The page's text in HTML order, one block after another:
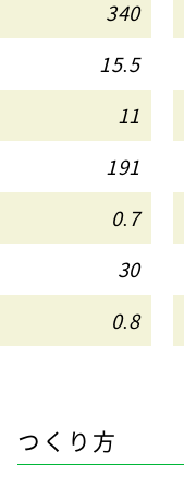
340
15.5
11
191
0.7
30
0.8
つくり方